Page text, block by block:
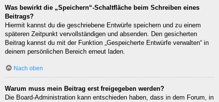
Was bewirkt die „Speichern“-Schaltfläche beim Schreiben eines
Beitrags?
Hiermit kannst du die geschriebene Entwürfe speichern und zu einem
späteren Zeitpunkt vervollständigen und absenden. Den gesicherten
Beitrag kannst du mit der Funktion „Gespeicherte Entwürfe verwalten“ in
deinem persönlichen Bereich erneut laden.
Nach oben
Warum muss mein Beitrag erst freigegeben werden?
Die Board-Administration kann entschieden haben, dass in dem Forum, in